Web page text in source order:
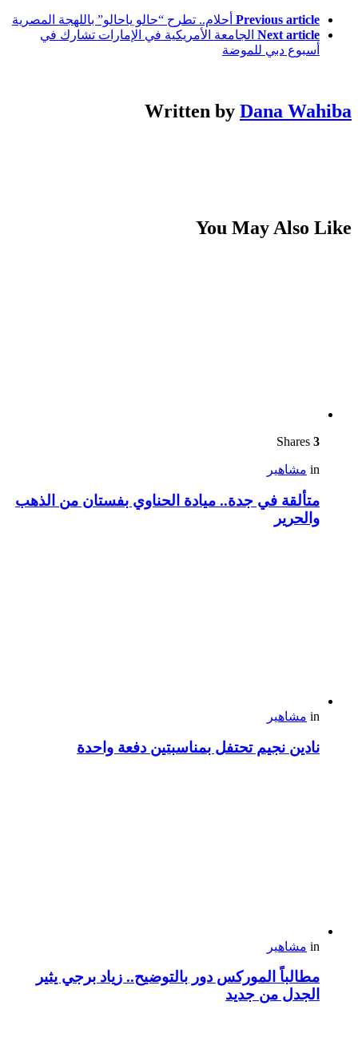
Previous article أحلام.. تطرح “حالو ياحالو” باللهجة المصرية
Next article الجامعة الأمريكية في الإمارات تشارك في
أسبوع دبي للموضة
Written by Dana Wahiba
You May Also Like
3
in مشاهير
متألقة في جدة.. ميادة الحناوي بفستان من الذهب
والحرير
in مشاهير
نادين نجيم تحتفل بمناسبتين دفعة واحدة
in مشاهير
مطالباً الموركس دور بالتوضيح.. زياد برجي يثير
الجدل من جديد